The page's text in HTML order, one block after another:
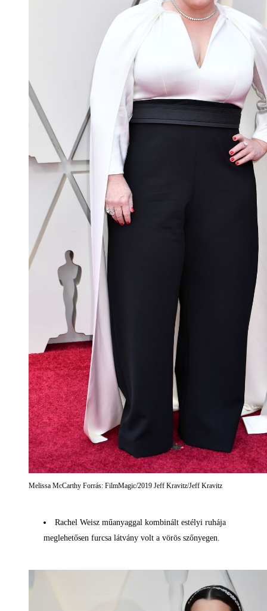
Melissa McCarthy Forrás: FilmMagic/2019 Jeff Kravitz/Jeff Kravitz
Rachel Weisz műanyaggal kombinált estélyi ruhája
meglehetősen furcsa látvány volt a vörös szőnyegen.